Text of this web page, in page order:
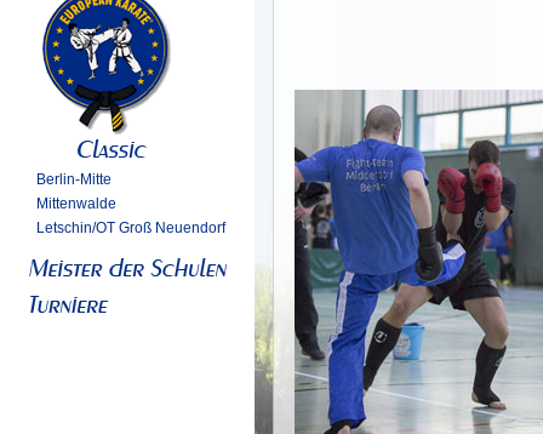
Berlin-Mitte
Mittenwalde
Letschin/OT Groß Neuendorf